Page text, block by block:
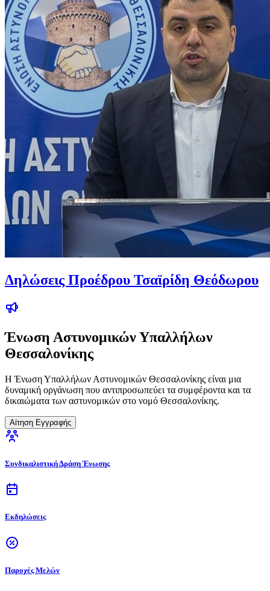
Δηλώσεις Προέδρου Τσαϊρίδη Θεόδωρου
Ένωση Αστυνομικών Υπαλλήλων
Θεσσαλονίκης
Η Ένωση Υπαλλήλων Αστυνομικών Θεσσαλονίκης είναι μια
δυναμική οργάνωση που αντιπροσωπεύει τα συμφέροντα και τα
δικαιώματα των αστυνομικών στο νομό Θεσσαλονίκης.
Αίτηση Εγγραφής
Συνδικαλιστική Δράση Ένωσης
Εκδηλώσεις
Παροχές Μελών